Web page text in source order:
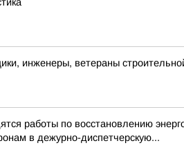
инженеры, ветераны
работы по восстановлению
в дежурно-диспетчерскую...